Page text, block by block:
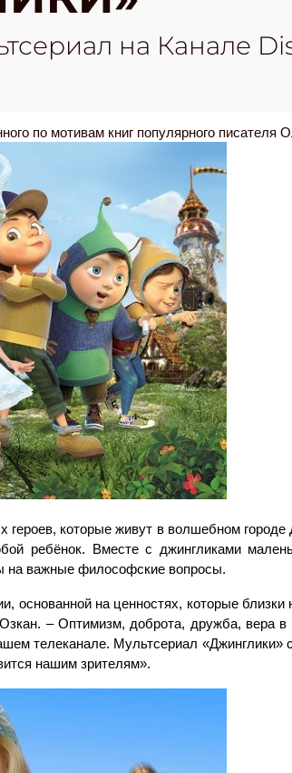
на Канале
по мотивам книг популярного писателя
героев, которые живут в волшебном
ребёнок. Вместе с джингликами
на важные философские вопросы.
основанной на ценностях, которые
– Оптимизм, доброта, дружба, вера
телеканале. Мультсериал «Джинглики»
нашим зрителям».